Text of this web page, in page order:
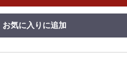
お気に入りに追加